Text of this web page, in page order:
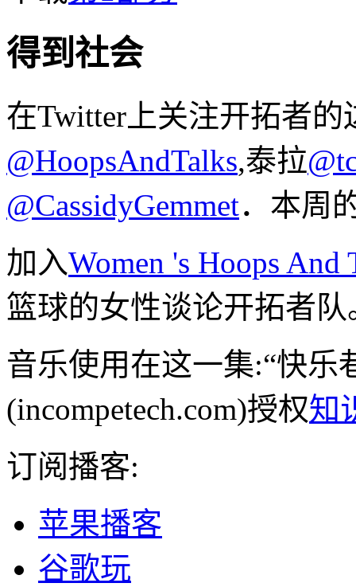
得到社会
在Twitter上关注开拓者的
@HoopsAndTalks,泰拉
@CassidyGemmet．本周
加入Women 's Hoops And
篮球的女性谈论开拓者队
音乐使用在这一集:“快乐
(incompetech.com)授权知
订阅播客:
苹果播客
谷歌玩